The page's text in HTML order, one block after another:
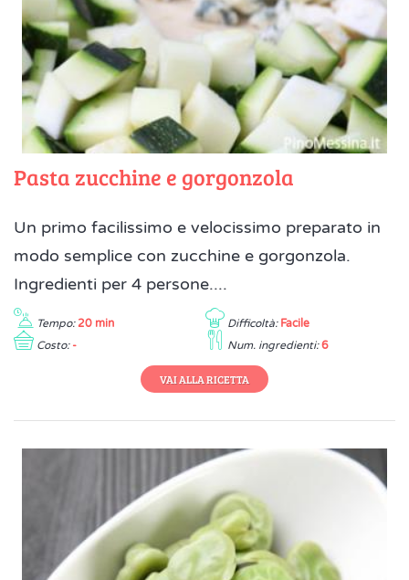
Pasta zucchine e gorgonzola
Un primo facilissimo e velocissimo preparato in
modo semplice con zucchine e gorgonzola.
Ingredienti per 4 persone....
Tempo: 20 min Difficoltà: Facile
Costo: - Num. ingredienti: 6
VAI ALLA RICETTA